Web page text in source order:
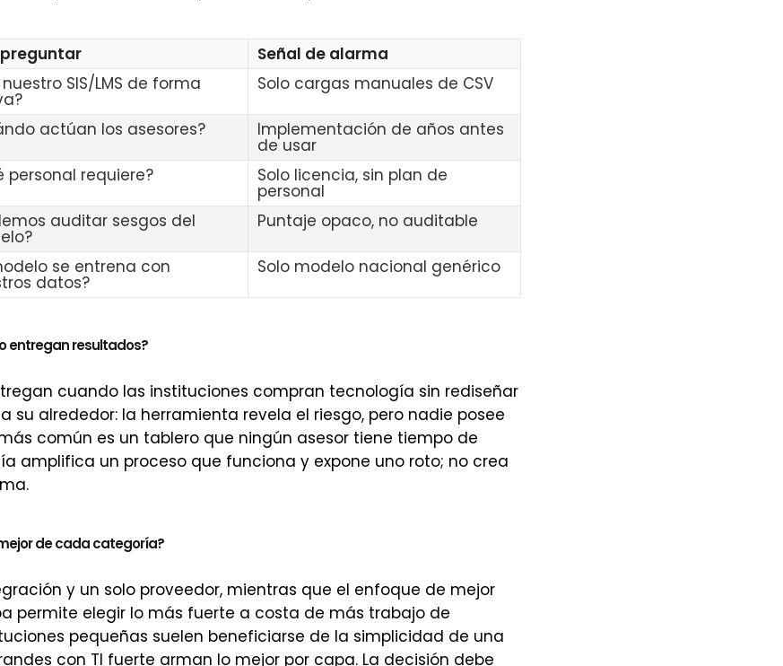
Señal de alarma
nuestro SIS/LMS de forma Solo cargas manuales de CSV
actúan los asesores? Implementación de años antes
de usar
personal requiere? Solo licencia, sin plan de
personal
auditar sesgos del Puntaje opaco, no auditable
se entrena con
datos?
Solo modelo nacional genérico
entregan resultados?
cuando las instituciones compran tecnología sin rediseñar
su alrededor: la herramienta revela el riesgo, pero nadie posee
común es un tablero que ningún asesor tiene tiempo de
amplifica un proceso que funciona y expone uno roto; no crea
de cada categoría?
y un solo proveedor, mientras que el enfoque de mejor
permite elegir lo más fuerte a costa de más trabajo de
pequeñas suelen beneficiarse de la simplicidad de una
con TI fuerte arman lo mejor por capa. La decisión debe